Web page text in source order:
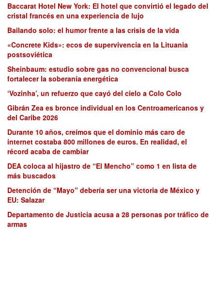
Baccarat Hotel New York: El hotel que convirtió el legado del
cristal francés en una experiencia de lujo
Bailando solo: el humor frente a las crisis de la vida
«Concrete Kids»: ecos de supervivencia en la Lituania
postsoviética
Sheinbaum: estudio sobre gas no convencional busca
fortalecer la soberanía energética
‘Vozinha’, un refuerzo que cayó del cielo a Colo Colo
Gibrán Zea es bronce individual en los Centroamericanos y
del Caribe 2026
Durante 10 años, creímos que el dominio más caro de
internet costaba 800 millones de euros. En realidad, el
récord acaba de cambiar
DEA coloca al hijastro de “El Mencho” como 1 en lista de
más buscados
Detención de “Mayo” debería ser una victoria de México y
EU: Salazar
Departamento de Justicia acusa a 28 personas por tráfico de
armas